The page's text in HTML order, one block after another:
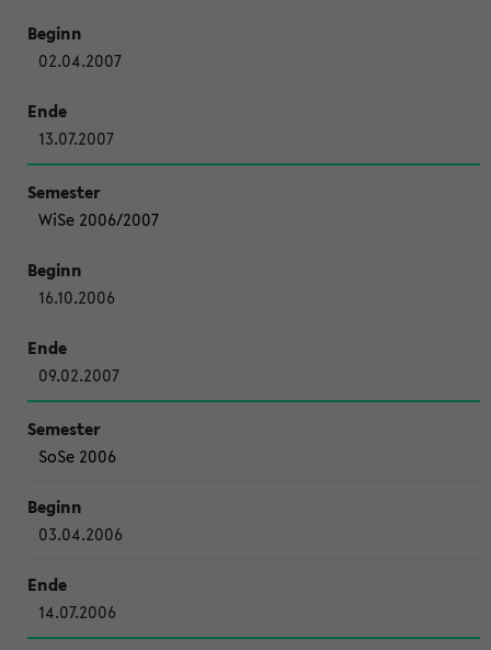
02.04.2007
13.07.2007
WiSe 2006/2007
16.10.2006
09.02.2007
SoSe 2006
03.04.2006
14.07.2006